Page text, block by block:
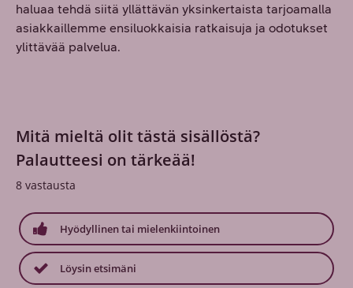
haluaa tehdä siitä yllättävän yksinkertaista tarjoamalla
asiakkaillemme ensiluokkaisia ratkaisuja ja odotukset
ylittävää palvelua.
Mitä mieltä olit tästä sisällöstä?
Palautteesi on tärkeää!
8 vastausta
Hyödyllinen tai mielenkiintoinen
Löysin etsimäni